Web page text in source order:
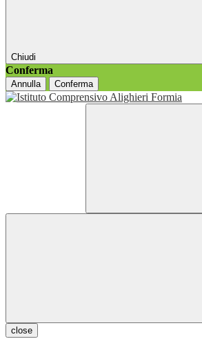
Chiudi
Conferma
Annulla Conferma
close